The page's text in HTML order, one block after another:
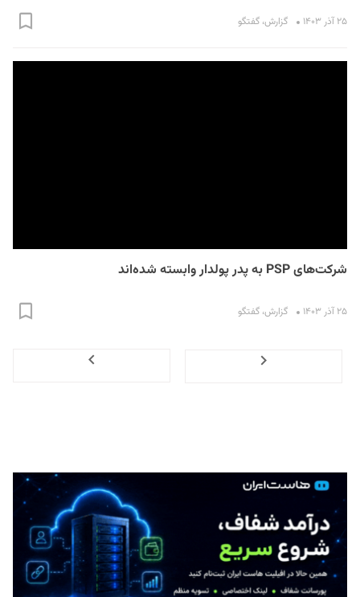
۲۵ آذر ۱۴۰۳ گزارش، گفتگو
شرکت‌های PSP به پدر پولدار وابسته شده‌اند
۲۵ آذر ۱۴۰۳ گزارش، گفتگو